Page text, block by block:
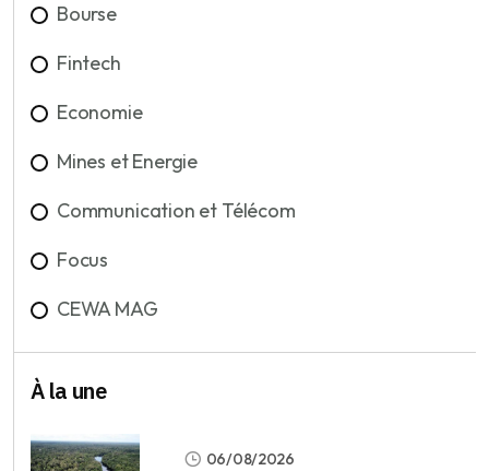
Bourse
Fintech
Economie
Mines et Energie
Communication et Télécom
Focus
CEWA MAG
À la une
06/08/2026